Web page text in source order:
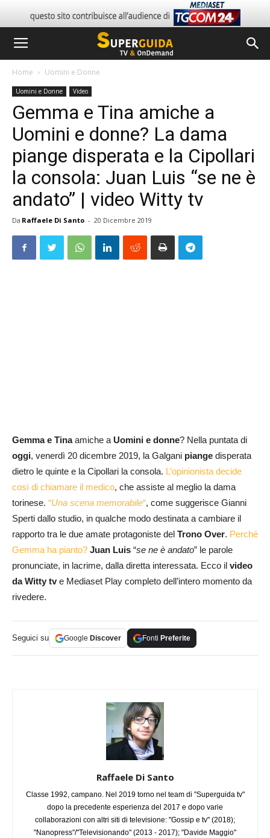
Home Uomini e Donne
Uomini e Donne Video
Gemma e Tina amiche a
Uomini e donne? La dama
piange disperata e la Cipollari
la consola: Juan Luis “se ne è
andato” | video Witty tv
Da Raffaele Di Santo - 20 Dicembre 2019
Gemma e Tinaamiche a Uomini e donne? Nella puntata di
oggi, venerdì 20 dicembre 2019, la Galgani piange disperata
dietro le quinte e la Cipollari la consola. L’opinionista decide
così di chiamare il medico, che assiste al meglio la dama
torinese. “Una scena memorabile“, come suggerisce Gianni
Sperti dallo studio, in qualche modo destinata a cambiare il
rapporto tra le due amate protagoniste del Trono Over. Perché
Gemma ha pianto? Juan Luis “se ne è andato” le parole
pronunciate, in lacrime, dalla diretta interessata. Ecco il video
da Witty tve Mediaset Play completo dell’intero momento da
rivedere.
Seguici su Google Discover Fonti Preferite
Raffaele Di Santo
Classe 1992, campano. Nel 2019 torno nel team di "Superguida tv"
dopo la precedente esperienza del 2017 e dopo varie
collaborazioni con altri siti di televisione: "Gossip e tv" (2018);
"Nanopress"/"Televisionando" (2013 - 2017); "Davide Maggio"